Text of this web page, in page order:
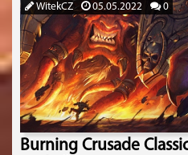
WitekCZ 05.05.2022 0
Burning Crusade